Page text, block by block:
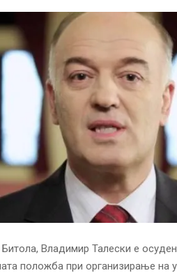
Владимир Талески е
положба при организирање на